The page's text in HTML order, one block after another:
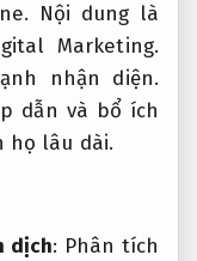
Nội dung là
Marketing.
nhận diện.
dẫn và bổ ích
họ lâu dài.
dịch: Phân tích